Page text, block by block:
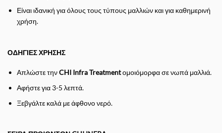
Είναι ιδανική για όλους τους τύπους μαλλιών και για καθημερινή
χρήση.
ΟΔΗΓΙΕΣ ΧΡΗΣΗΣ
Απλώστε τηνCHI Infra Treatmentομοιόμορφα σε νωπά μαλλιά.
Αφήστε για 3-5 λεπτά.
Ξεβγάλτε καλά με άφθονο νερό.